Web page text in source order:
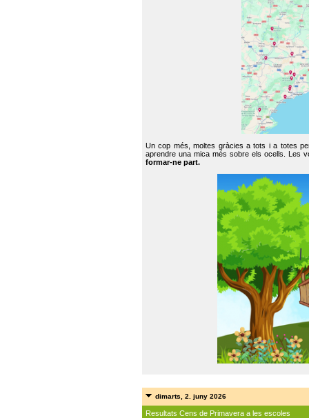
Un cop més, moltes gràcies a tots i a totes
aprendre una mica més sobre els ocells. Les
formar-ne part.
dimarts, 2. juny 2026
Resultats Cens de Primavera a les escoles